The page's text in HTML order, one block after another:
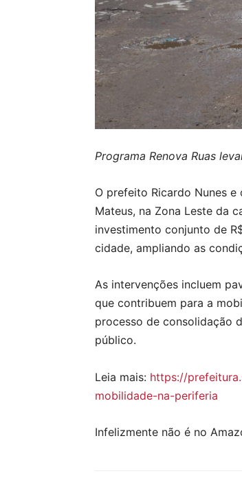
Programa Renova Ruas
O prefeito Ricardo Nunes
Mateus, na Zona Leste da
investimento conjunto de
cidade, ampliando as
As intervenções incluem
que contribuem para a
processo de consolidação
público.
Leia mais: https://
mobilidade-na-periferia
Infelizmente não é no